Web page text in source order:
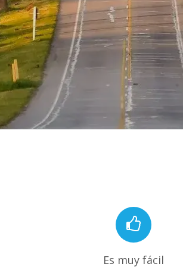
Es muy fácil